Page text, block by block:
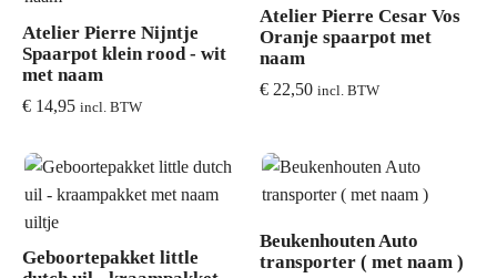
Atelier Pierre Nijntje
Spaarpot klein rood - wit
met naam
€ 14,95 incl. BTW
Atelier Pierre Cesar Vos
Oranje spaarpot met
naam
€ 22,50 incl. BTW
Geboortepakket little
Beukenhouten Auto
transporter ( met naam )